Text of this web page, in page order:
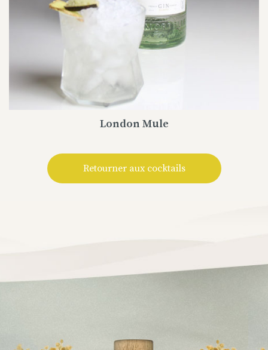
London Mule
Retourner aux cocktails